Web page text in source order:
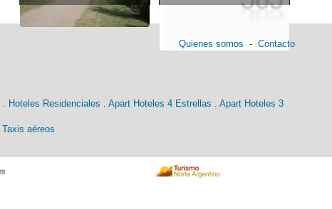
Quienes somos - Contacto
. Hoteles Residenciales . Apart Hoteles 4 Estrellas . Apart Hoteles 3
Taxis aéreos